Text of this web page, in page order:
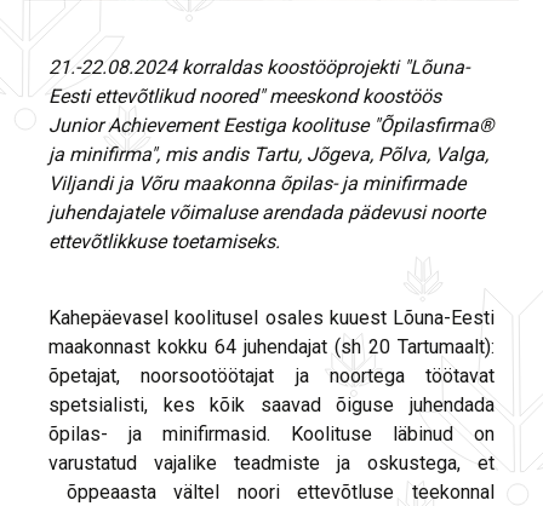
21.-22.08.2024 korraldas koostööprojekti "Lõuna-
Eesti ettevõtlikud noored" meeskond koostöös
Junior Achievement Eestiga koolituse "Õpilasfirma®
ja minifirma", mis andis Tartu, Jõgeva, Põlva, Valga,
Viljandi ja Võru maakonna õpilas- ja minifirmade
juhendajatele võimaluse arendada pädevusi noorte
ettevõtlikkuse toetamiseks.
Kahepäevasel koolitusel osales kuuest Lõuna-Eesti
maakonnast kokku 64 juhendajat (sh 20 Tartumaalt):
õpetajat, noorsootöötajat ja noortega töötavat
spetsialisti, kes kõik saavad õiguse juhendada
õpilas- ja minifirmasid. Koolituse läbinud on
varustatud vajalike teadmiste ja oskustega, et
õppeaasta vältel noori ettevõtluse teekonnal